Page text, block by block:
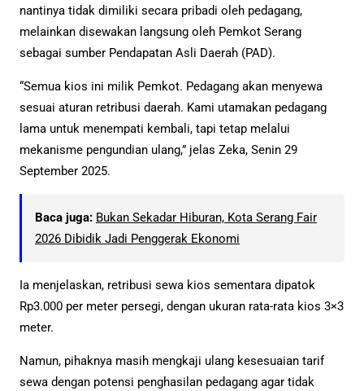
nantinya tidak dimiliki secara pribadi oleh pedagang,
melainkan disewakan langsung oleh Pemkot Serang
sebagai sumber Pendapatan Asli Daerah (PAD).
“Semua kios ini milik Pemkot. Pedagang akan menyewa
sesuai aturan retribusi daerah. Kami utamakan pedagang
lama untuk menempati kembali, tapi tetap melalui
mekanisme pengundian ulang,” jelas Zeka, Senin 29
September 2025.
Baca juga: Bukan Sekadar Hiburan, Kota Serang Fair
2026 Dibidik Jadi Penggerak Ekonomi
Ia menjelaskan, retribusi sewa kios sementara dipatok
Rp3.000 per meter persegi, dengan ukuran rata-rata kios 3×3
meter.
Namun, pihaknya masih mengkaji ulang kesesuaian tarif
sewa dengan potensi penghasilan pedagang agar tidak